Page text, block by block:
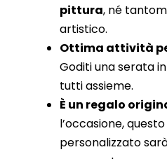
pittura, né
artistico.
Ottima attività
Goditi una serata
tutti assieme.
È un regalo
l’occasione,
personalizzato